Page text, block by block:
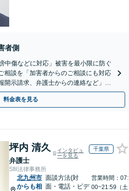
者側
中傷などに対応」被害を最小限に防ぐ
相談を「加害者からのご相談にも対応
開示請求、弁護士からの連絡など」法
日・夜間相談可】
料金表を見る
坪内 清久
弁護士
インタビュ
ーを見る
千葉県
Sfil法律事務所
北九州市
からも相
面談方法(対
面・電話・ビデ
営業時間：07:
00~21:59（土